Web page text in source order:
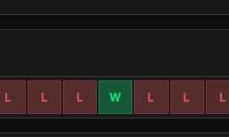
L L L W L L L